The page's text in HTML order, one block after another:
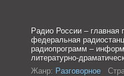
Радио России – главная
федеральная
радиопрограмм –
литературно-
Жанр: Разговорное